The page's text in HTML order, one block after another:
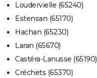
Loudervielle (65240)
Estensan (65170)
Hachan (65230)
Laran (65670)
Castéra-Lanusse (65190)
Créchets (65370)